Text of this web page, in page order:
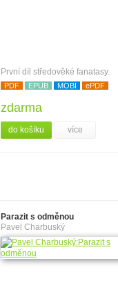
První díl středověké fanatasy.
PDF EPUB MOBI ePDF
zdarma
do košíku více
Parazit s odměnou
Pavel Charbuský